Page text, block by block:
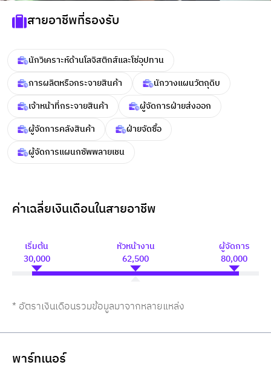
สายอาชีพที่รองรับ
นักวิเคราะห์ด้านโลจิสติกส์และโซ่อุปทาน
การผลิตหรือกระจายสินค้า
นักวางแผนวัตถุดิบ
เจ้าหน้าที่กระจายสินค้า
ผู้จัดการฝ่ายส่งออก
ผู้จัดการคลังสินค้า
ฝ่ายจัดซื้อ
ผู้จัดการแผนกซัพพลายเชน
ค่าเฉลี่ยเงินเดือนในสายอาชีพ
เริ่มต้น
30,000
หัวหน้างาน
62,500
ผู้จัดการ
80,000
* อัตราเงินเดือนรวมข้อมูลมาจากหลายแหล่ง
พาร์ทเนอร์